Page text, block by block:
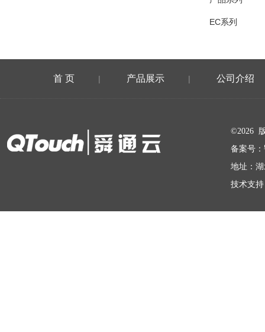
EC系列
首 页 | 产品展示 | 公司介绍
©2026
备案号：
地址：
技术支